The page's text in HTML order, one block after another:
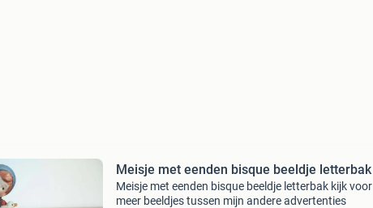
Meisje met eenden bisque beeldje letterbak
Meisje met eenden bisque beeldje letterbak kijk voor
meer beeldjes tussen mijn andere advertenties